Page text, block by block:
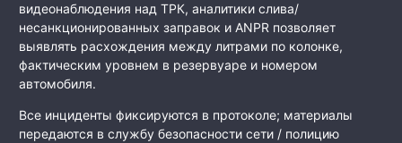
видеонаблюдения над ТРК, аналитики слива/
несанкционированных заправок и ANPR позволяет
выявлять расхождения между литрами по колонке,
фактическим уровнем в резервуаре и номером
автомобиля.
Все инциденты фиксируются в протоколе; материалы
передаются в службу безопасности сети / полицию